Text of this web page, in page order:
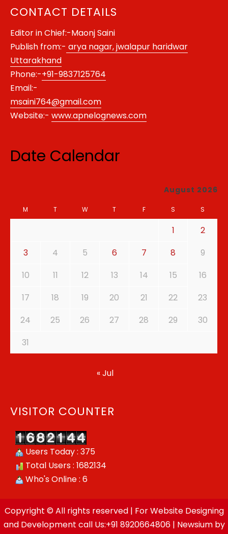
CONTACT DETAILS
Editor in Chief:-Maonj Saini
Publish from:- arya nagar, jwalapur haridwar
Uttarakhand
Phone:-+91-9837125764
Email:-
msaini764@gmail.com
Website:- www.apnelognews.com
Date Calendar
August 2026
M T W T F S S
1
2
3
4 5 6 7 8
9
10
11 12 13 14 15
16
17
18 19 20 21 22
23
24
25 26 27 28 29
30
31
« Jul
VISITOR COUNTER
Users Today : 375
Total Users : 1682134
Who's Online : 6
Copyright © All rights reserved | For Website Designing
and Development call Us:+91 8920664806 | Newsiumby